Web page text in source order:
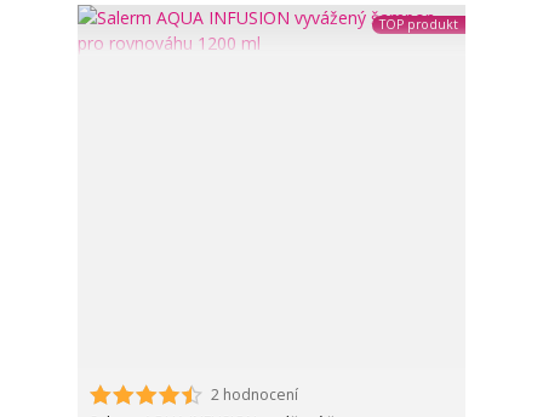
TOP produkt
2 hodnocení